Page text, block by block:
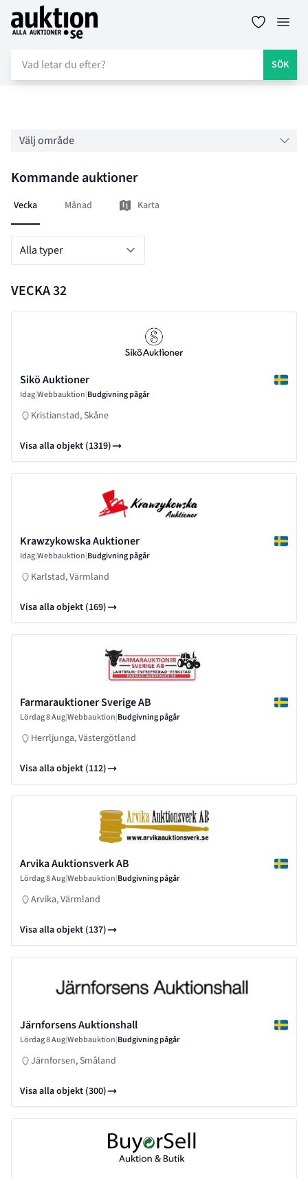
Auktion.se
SÖK
Välj område
Kommande auktioner
Vecka Månad Karta
VECKA 32
Sikö Auktioner
Idag|Webbauktion|Budgivning pågår
Kristianstad, Skåne
Visa alla objekt (1319)
Krawzykowska Auktioner
Idag|Webbauktion|Budgivning pågår
Karlstad, Värmland
Visa alla objekt (169)
Farmarauktioner Sverige AB
Lördag 8 Aug|Webbauktion|Budgivning pågår
Herrljunga, Västergötland
Visa alla objekt (112)
Arvika Auktionsverk AB
Lördag 8 Aug|Webbauktion|Budgivning pågår
Arvika, Värmland
Visa alla objekt (137)
Järnforsens Auktionshall
Lördag 8 Aug|Webbauktion|Budgivning pågår
Järnforsen, Småland
Visa alla objekt (300)